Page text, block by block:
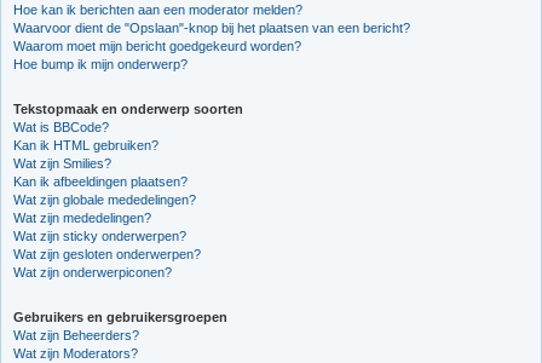
Hoe kan ik berichten aan een moderator melden?
Waarvoor dient de "Opslaan"-knop bij het plaatsen van een bericht?
Waarom moet mijn bericht goedgekeurd worden?
Hoe bump ik mijn onderwerp?
Tekstopmaak en onderwerp soorten
Wat is BBCode?
Kan ik HTML gebruiken?
Wat zijn Smilies?
Kan ik afbeeldingen plaatsen?
Wat zijn globale mededelingen?
Wat zijn mededelingen?
Wat zijn sticky onderwerpen?
Wat zijn gesloten onderwerpen?
Wat zijn onderwerpiconen?
Gebruikers en gebruikersgroepen
Wat zijn Beheerders?
Wat zijn Moderators?